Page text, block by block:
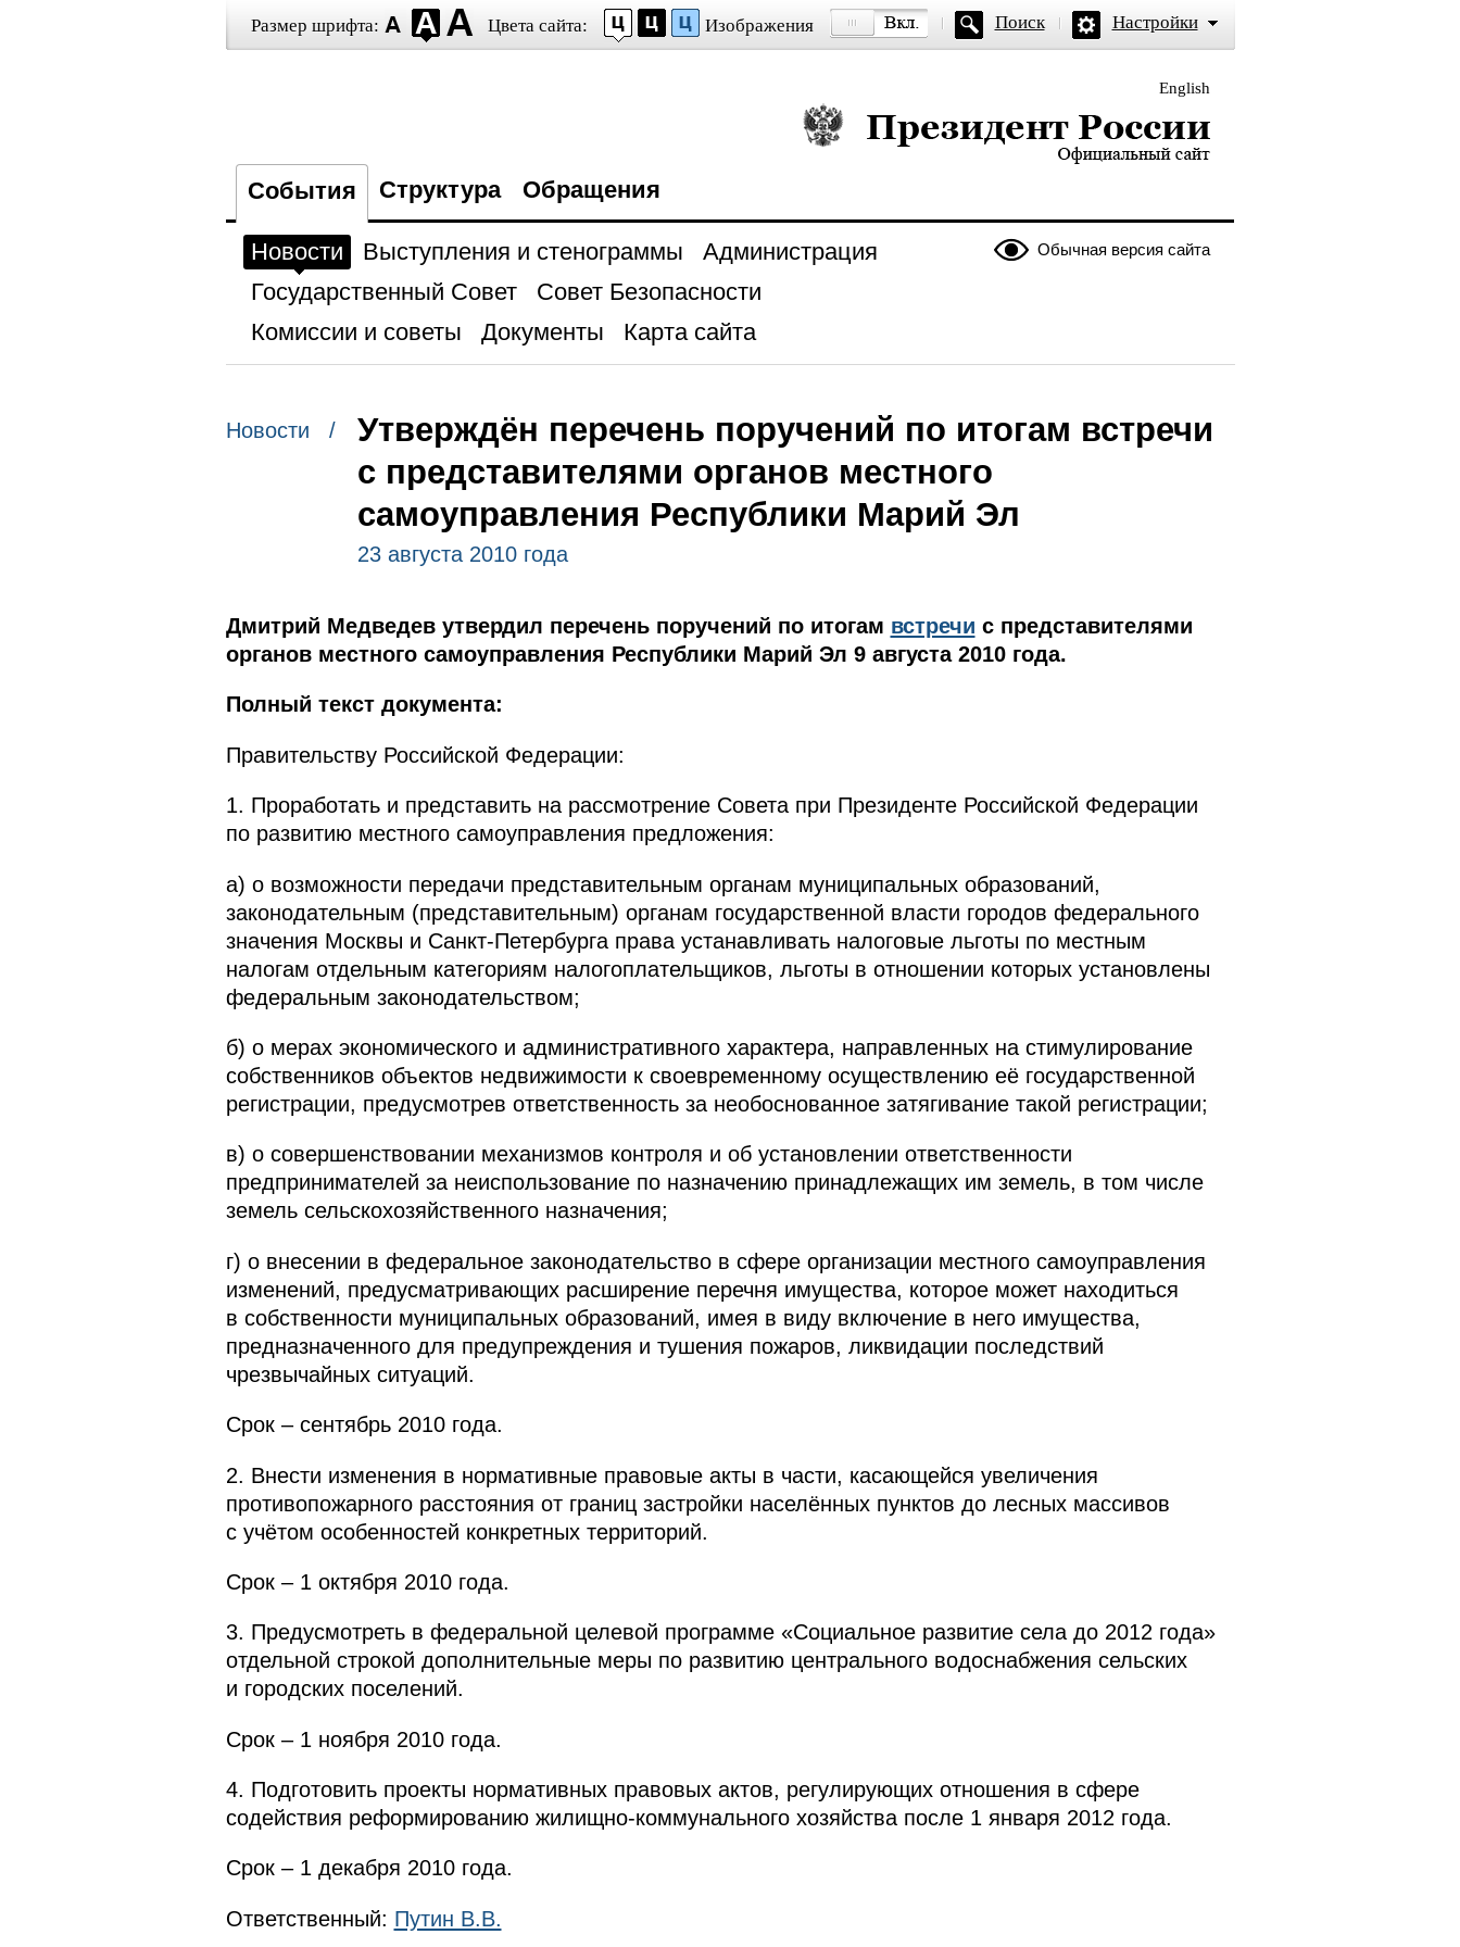
Размер шрифта: Цвета сайта: Изображения Поиск Настройки
English
Президент России — официальный сайт
События Структура Обращения
Обычная версия сайта
Новости Выступления и стенограммы
Администрация
Государственный Совет
Совет Безопасности
Комиссии и советы
Документы Карта сайта
Новости /
Утверждён перечень поручений по итогам встречи
с представителями органов местного
самоуправления Республики Марий Эл
23 августа 2010 года
Дмитрий Медведев утвердил перечень поручений по итогам встречи с представителями
органов местного самоуправления Республики Марий Эл 9 августа 2010 года.
Полный текст документа:
Правительству Российской Федерации:
1. Проработать и представить на рассмотрение Совета при Президенте Российской Федерации
по развитию местного самоуправления предложения:
а) о возможности передачи представительным органам муниципальных образований,
законодательным (представительным) органам государственной власти городов федерального
значения Москвы и Санкт-Петербурга права устанавливать налоговые льготы по местным
налогам отдельным категориям налогоплательщиков, льготы в отношении которых установлены
федеральным законодательством;
б) о мерах экономического и административного характера, направленных на стимулирование
собственников объектов недвижимости к своевременному осуществлению её государственной
регистрации, предусмотрев ответственность за необоснованное затягивание такой регистрации;
в) о совершенствовании механизмов контроля и об установлении ответственности
предпринимателей за неиспользование по назначению принадлежащих им земель, в том числе
земель сельскохозяйственного назначения;
г) о внесении в федеральное законодательство в сфере организации местного самоуправления
изменений, предусматривающих расширение перечня имущества, которое может находиться
в собственности муниципальных образований, имея в виду включение в него имущества,
предназначенного для предупреждения и тушения пожаров, ликвидации последствий
чрезвычайных ситуаций.
Срок – сентябрь 2010 года.
2. Внести изменения в нормативные правовые акты в части, касающейся увеличения
противопожарного расстояния от границ застройки населённых пунктов до лесных массивов
с учётом особенностей конкретных территорий.
Срок – 1 октября 2010 года.
3. Предусмотреть в федеральной целевой программе «Социальное развитие села до 2012 года»
отдельной строкой дополнительные меры по развитию центрального водоснабжения сельских
и городских поселений.
Срок – 1 ноября 2010 года.
4. Подготовить проекты нормативных правовых актов, регулирующих отношения в сфере
содействия реформированию жилищно-коммунального хозяйства после 1 января 2012 года.
Срок – 1 декабря 2010 года.
Ответственный: Путин B.В.